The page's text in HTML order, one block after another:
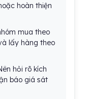
hoàn thiện
mua theo
lấy hàng theo
hỏi rõ kích
báo giá sát